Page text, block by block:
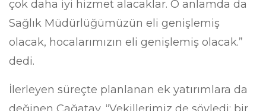
çok daha iyi hizmet alacaklar. O anlamda da
Sağlık Müdürlüğümüzün eli genişlemiş
olacak, hocalarımızın eli genişlemiş olacak.”
dedi.
İlerleyen süreçte planlanan ek yatırımlara da